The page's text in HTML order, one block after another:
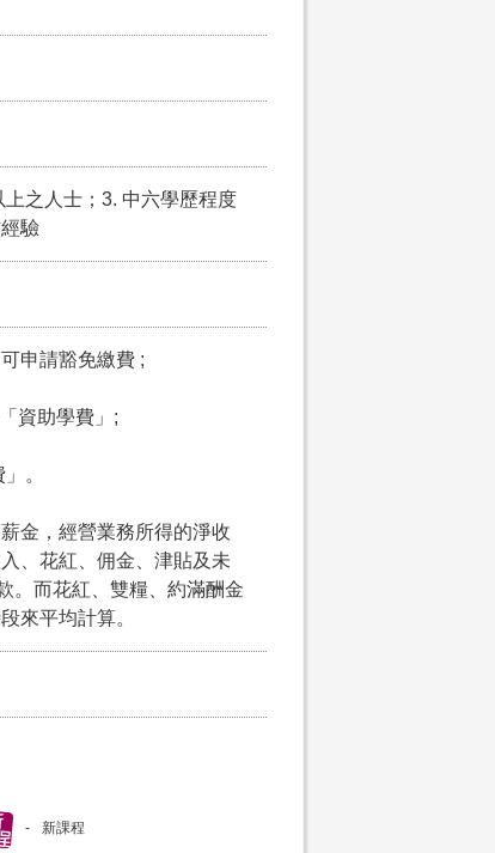
之人士；3. 中六學歷程度
驗
申請豁免繳費 ;
資助學費」;
。
金，經營業務所得的淨收
、花紅、佣金、津貼及未
。而花紅、雙糧、約滿酬金
來平均計算。
新課程